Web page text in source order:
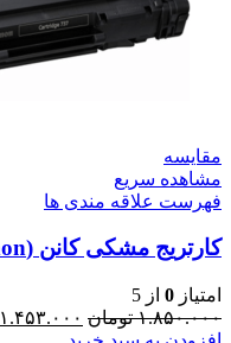
مقایسه
مشاهده سریع
فهرست علاقه مندی ها
کارتریج مشکی کانن (canon) 737
امتیاز 0 از 5
۱.۸۵۰.۰۰۰ تومان ۱.۴۵۳.۰۰۰